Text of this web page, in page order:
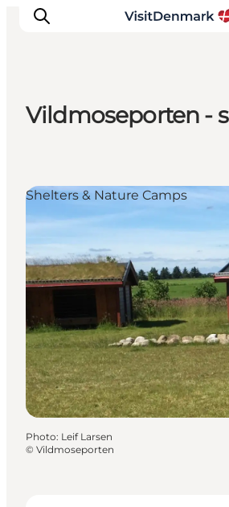
Quoi faire
Hébergements
Planifiez votre voyage
Vildmoseporten -
Shelters & Nature Camps
Photo: Leif Larsen
© Vildmoseporten